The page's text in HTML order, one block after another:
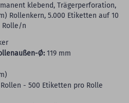
klebend, Trägerperforation,
Rollenkern, 5.000 Etiketten auf 10
Rolle/n
Ø: 119 mm
- 500 Etiketten pro Rolle